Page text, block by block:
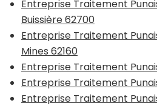
Entreprise Traitement
Buissière 62700
Entreprise Traitement
Mines 62160
Entreprise Traitement
Entreprise Traitement
Entreprise Traitement